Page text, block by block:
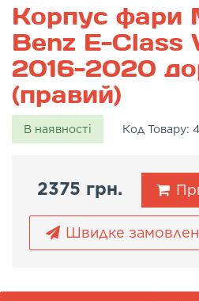
Корпус фари
Benz E-Class
2016-2020
(правий)
В наявності Код Товару:
2375 грн.
Швидке